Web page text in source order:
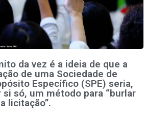
da vez é a ideia de que a
de uma Sociedade de
Específico (SPE) seria,
si só, um método para “burlar
licitação”.